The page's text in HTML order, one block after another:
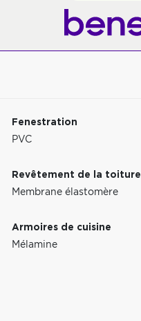
Fenestration
PVC
Revêtement de la toiture
Membrane élastomère
Armoires de cuisine
Mélamine